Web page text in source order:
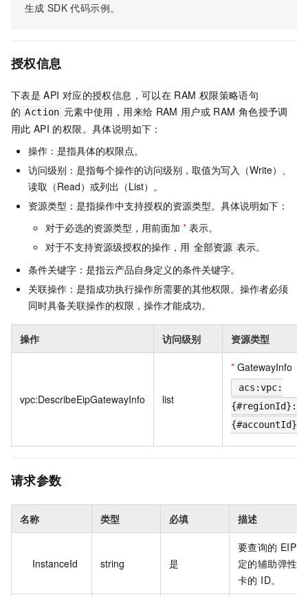
生成 SDK 代码示例。
授权信息
下表是 API 对应的授权信息，可以在 RAM 权限策略语句
的 Action 元素中使用，用来给 RAM 用户或 RAM 角色授予调
用此 API 的权限。具体说明如下：
操作：是指具体的权限点。
访问级别：是指每个操作的访问级别，取值为写入（Write）、
读取（Read）或列出（List）。
资源类型：是指操作中支持授权的资源类型。具体说明如下：
对于必选的资源类型，用前面加 * 表示。
对于不支持资源级授权的操作，用 全部资源 表示。
条件关键字：是指云产品自身定义的条件关键字。
关联操作：是指成功执行操作所需要的其他权限。操作者必须
同时具备关联操作的权限，操作才能成功。
操作 访问级别 资源类型
vpc:DescribeEipGatewayInfo list
* GatewayInfo
acs:vpc:
{#regionId}:
请求参数
名称 类型 必填 描述
InstanceId string 是
要查询的 EIP
定的辅助弹性网
卡的 ID。